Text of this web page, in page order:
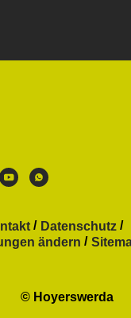
Datenschutz
ändern
© Hoyerswerda